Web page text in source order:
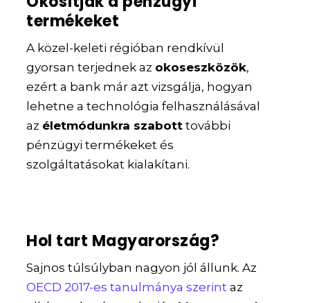
termékeket
A közel-keleti régióban rendkívül
gyorsan terjednek az okoseszközök,
ezért a bank már azt vizsgálja, hogyan
lehetne a technológia felhasználásával
az életmódunkra szabott további
pénzügyi termékeket és
szolgáltatásokat kialakítani.
Hol tart Magyarország?
Sajnos túlsúlyban nagyon jól állunk. Az
OECD 2017-es tanulmánya szerint az